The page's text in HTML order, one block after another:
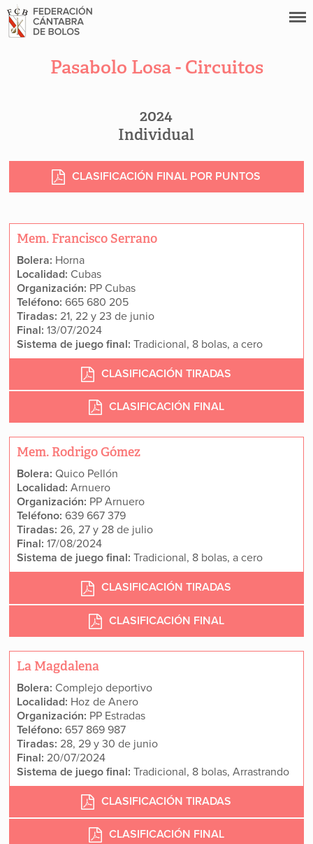
Pasabolo Losa - Circuitos
2024
Individual
CLASIFICACIÓN FINAL POR PUNTOS
Mem. Francisco Serrano
Bolera: Horna
Localidad: Cubas
Organización: PP Cubas
Teléfono:665 680 205
Tiradas: 21, 22 y 23 de junio
Final:13/07/2024
Sistema de juego final:Tradicional, 8 bolas, a cero
CLASIFICACIÓN TIRADAS
CLASIFICACIÓN FINAL
Mem. Rodrigo Gómez
Bolera: Quico Pellón
Localidad:Arnuero
Organización: PP Arnuero
Teléfono:639 667 379
Tiradas: 26, 27 y 28 de julio
Final:17/08/2024
Sistema de juego final:Tradicional, 8 bolas, a cero
CLASIFICACIÓN TIRADAS
CLASIFICACIÓN FINAL
La Magdalena
Bolera: Complejo deportivo
Localidad: Hoz de Anero
Organización: PP Estradas
Teléfono:657 869 987
Tiradas: 28, 29 y 30 de junio
Final: 20/07/2024
Sistema de juego final:Tradicional, 8 bolas, Arrastrando
CLASIFICACIÓN TIRADAS
CLASIFICACIÓN FINAL